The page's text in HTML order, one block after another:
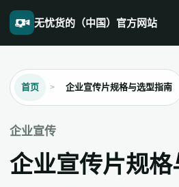
无忧货的（中国）官方网站
首页 企业宣传片规格与选型指南
企业宣传
企业宣传片规